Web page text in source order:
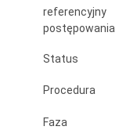
referencyjny
postępowania
Status
Procedura
Faza